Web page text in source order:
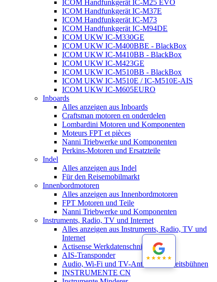
ICOM Handfunkgerät IC-M25 EVO
ICOM Handfunkgerät IC-M37E
ICOM Handfunkgerät IC-M73
ICOM Handfunkgerät IC-M94DE
ICOM UKW IC-M330GE
ICOM UKW IC-M400BBE - BlackBox
ICOM UKW IC-M410BB - BlackBox
ICOM UKW IC-M423GE
ICOM UKW IC-M510BB - BlackBox
ICOM UKW IC-M510E / IC-M510E-AIS
ICOM UKW IC-M605EURO
Inboards
Alles anzeigen aus Inboards
Craftsman motoren en onderdelen
Lombardini Motoren und Komponenten
Moteurs FPT et pièces
Nanni Triebwerke und Komponenten
Perkins-Motoren und Ersatzteile
Indel
Alles anzeigen aus Indel
Für den Reisemobilmarkt
Innenbordmotoren
Alles anzeigen aus Innenbordmotoren
FPT Motoren und Teile
Nanni Triebwerke und Komponenten
Instruments, Radio, TV und Internet
Alles anzeigen aus Instruments, Radio, TV und
Internet
Actisense Werkdatenschnitt
AIS-Transponder
Audio, Wi-Fi und TV-Antennen-Arbeitsbühnen
INSTRUMENTE CN
★★★★★
★★★★★